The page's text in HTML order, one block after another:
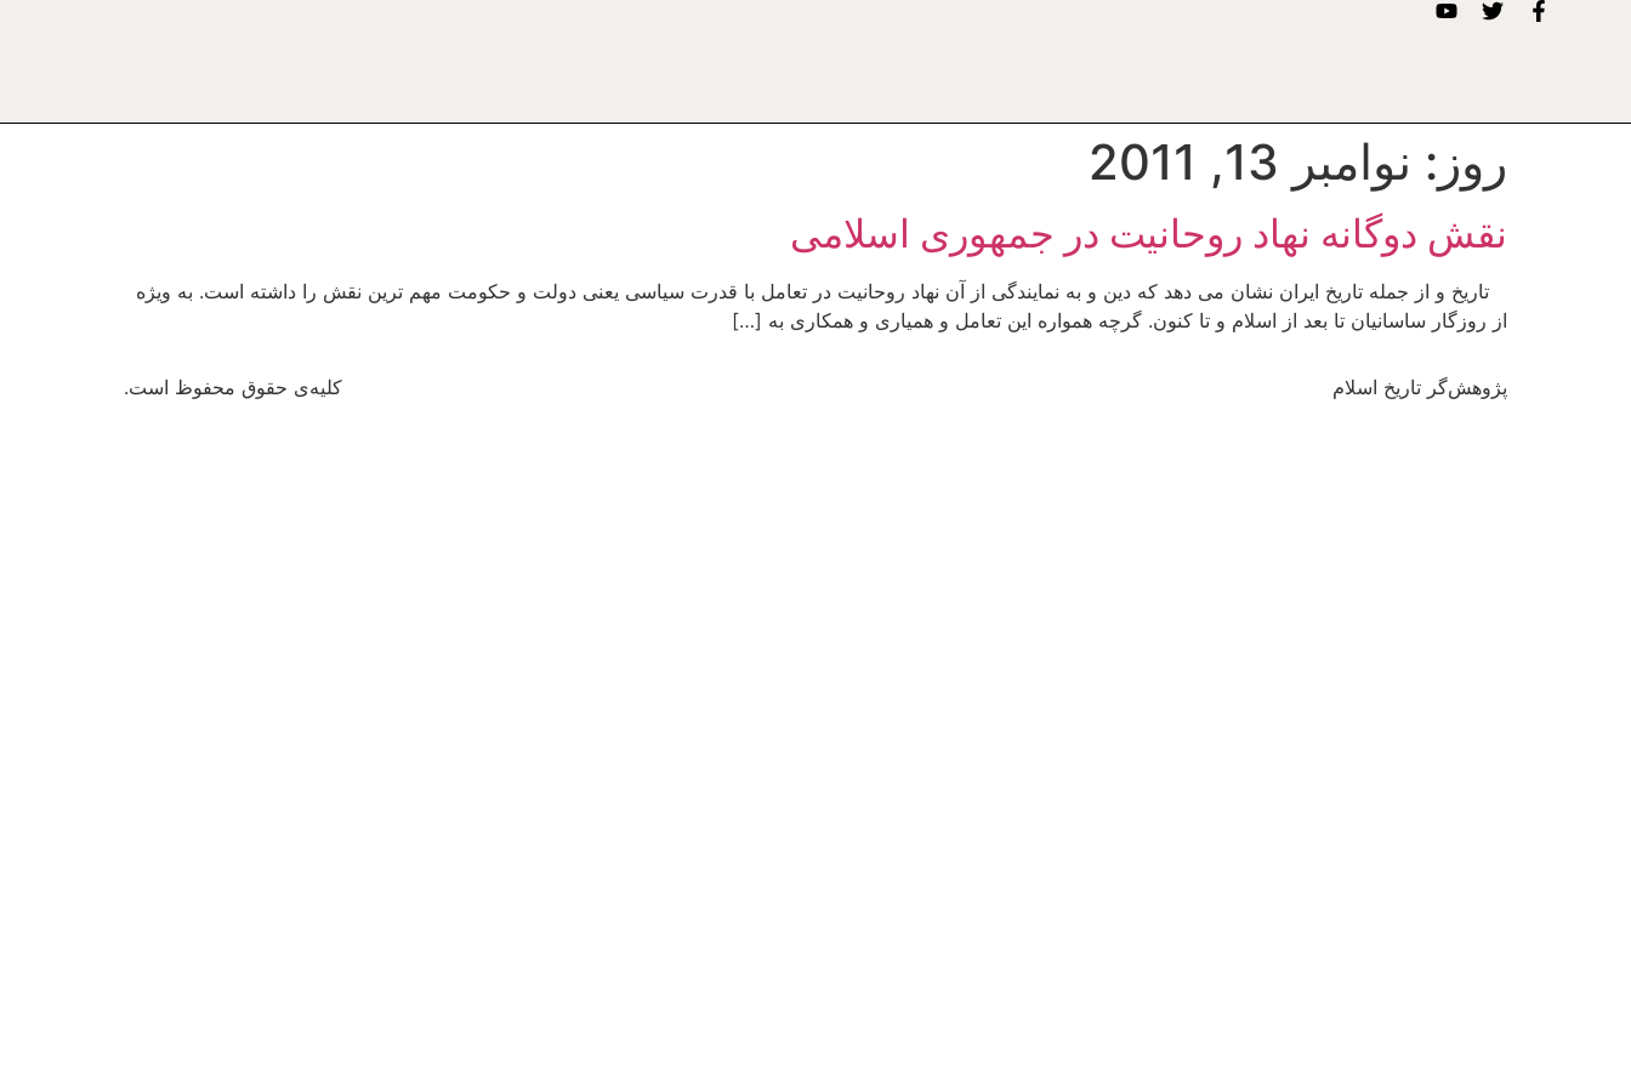
روز: نوامبر 13, 2011
نقش دوگانه نهاد روحانیت در جمهوری اسلامی
تاریخ و از جمله تاریخ ایران نشان می دهد که دین و به نمایندگی از آن نهاد روحانیت در تعامل با قدرت سیاسی یعنی دولت و حکومت مهم ترین نقش را داشته است. به ویژه
از روزگار ساسانیان تا بعد از اسلام و تا کنون. گرچه همواره این تعامل و همیاری و همکاری به […]
پژوهش‌گر تاریخ اسلام کلیه‌ی حقوق محفوظ است.